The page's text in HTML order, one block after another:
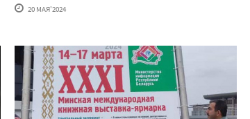
20 МАЯ'2024